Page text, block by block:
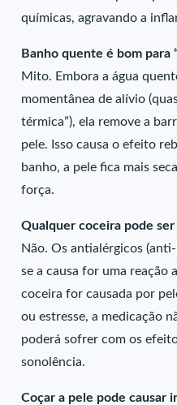
químicas, agravando a
Banho quente é bom para
Mito. Embora a água
momentânea de alívio
térmica”), ela remove a
pele. Isso causa o efeito
banho, a pele fica mais
força.
Qualquer coceira pode
Não. Os antialérgicos
se a causa for uma reação
coceira for causada por
ou estresse, a medicação
poderá sofrer com os
sonolência.
Coçar a pele pode causar